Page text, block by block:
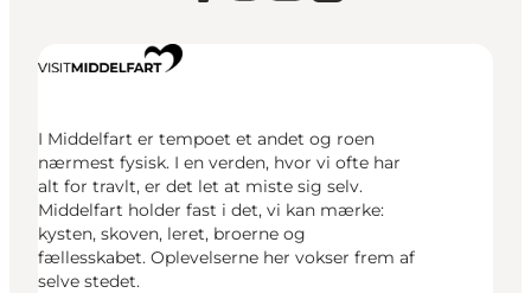
I Middelfart er tempoet et andet og roen
nærmest fysisk. I en verden, hvor vi ofte har
alt for travlt, er det let at miste sig selv.
Middelfart holder fast i det, vi kan mærke:
kysten, skoven, leret, broerne og
fællesskabet. Oplevelserne her vokser frem af
selve stedet.